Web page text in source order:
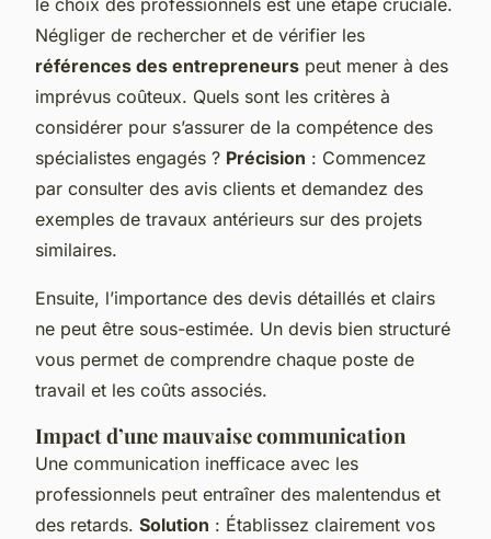
Négliger de rechercher et de vérifier les
références des entrepreneurs peut mener à des
imprévus coûteux. Quels sont les critères à
considérer pour s’assurer de la compétence des
spécialistes engagés ? Précision : Commencez
par consulter des avis clients et demandez des
exemples de travaux antérieurs sur des projets
similaires.
Ensuite, l’importance des devis détaillés et clairs
ne peut être sous-estimée. Un devis bien structuré
vous permet de comprendre chaque poste de
travail et les coûts associés.
Impact d’une mauvaise communication
Une communication inefficace avec les
professionnels peut entraîner des malentendus et
des retards. Solution : Établissez clairement vos